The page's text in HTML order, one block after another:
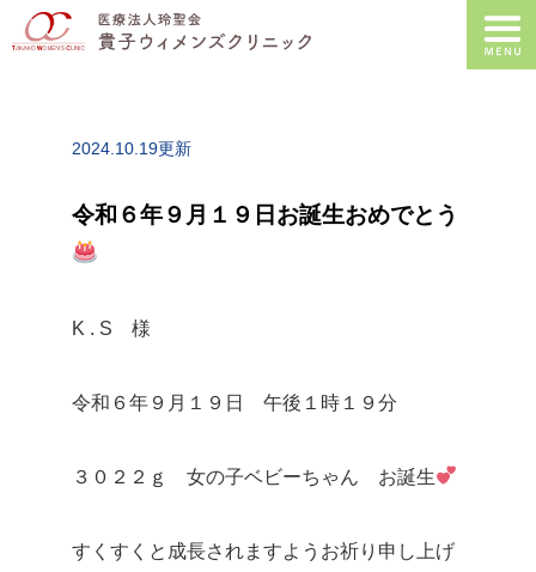
2024.10.19更新
令和６年９月１９日お誕生おめでとう
K . S 様
令和６年９月１９日 午後１時１９分
３０２２ｇ 女の子ベビーちゃん お誕生
すくすくと成長されますようお祈り申し上げ